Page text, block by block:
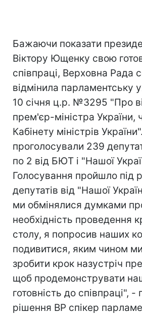
Бажаючи показати
Віктору Ющенку свою
співпраці, Верховна Рада
відмінила парламентську
10 січня ц.р. №3295 "Про
прем'єр-міністра України,
Кабінету міністрів
проголосували 239
по 2 від БЮТ і "Нашої
Голосування пройшло під
депутатів від "Нашої
ми обмінялися думками
необхідність проведення
столу, я попросив наших
подивитися, яким чином
зробити крок назустріч
щоб продемонструвати
готовність до співпраці", -
рішення ВР спікер